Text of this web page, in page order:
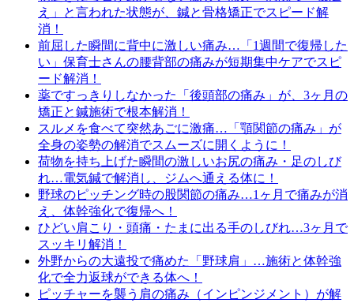
え」と言われた状態が、鍼と骨格矯正でスピード解
消！
前屈した瞬間に背中に激しい痛み…「1週間で復帰した
い」保育士さんの腰背部の痛みが短期集中ケアでスピ
ード解消！
薬ですっきりしなかった「後頭部の痛み」が、3ヶ月の
矯正と鍼施術で根本解消！
スルメを食べて突然あごに激痛…「顎関節の痛み」が
全身の姿勢の解消でスムーズに開くように！
荷物を持ち上げた瞬間の激しいお尻の痛み・足のしび
れ…電気鍼で解消し、ジムへ通える体に！
野球のピッチング時の股関節の痛み…1ヶ月で痛みが消
え、体幹強化で復帰へ！
ひどい肩こり・頭痛・たまに出る手のしびれ…3ヶ月で
スッキリ解消！
外野からの大遠投で痛めた「野球肩」…施術と体幹強
化で全力返球ができる体へ！
ピッチャーを襲う肩の痛み（インピンジメント）が解